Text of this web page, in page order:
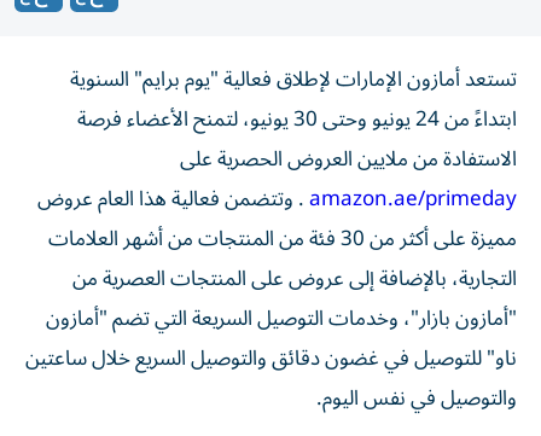
تستعد أمازون الإمارات لإطلاق فعالية "يوم برايم" السنوية
ابتداءً من 24 يونيو وحتى 30 يونيو، لتمنح الأعضاء فرصة
الاستفادة من ملايين العروض الحصرية على
amazon.ae/primeday. وتتضمن فعالية هذا العام عروض
مميزة على أكثر من 30 فئة من المنتجات من أشهر العلامات
التجارية، بالإضافة إلى عروض على المنتجات العصرية من
"أمازون بازار"، وخدمات التوصيل السريعة التي تضم "أمازون
ناو" للتوصيل في غضون دقائق والتوصيل السريع خلال ساعتين
والتوصيل في نفس اليوم.